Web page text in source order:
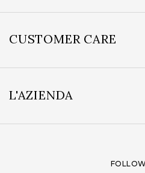
CUSTOMER CARE
L'AZIENDA